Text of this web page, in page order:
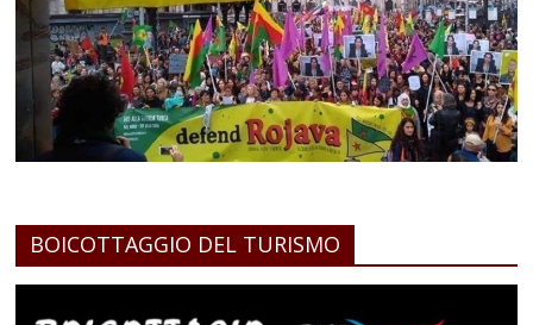
BOICOTTAGGIO DEL TURISMO